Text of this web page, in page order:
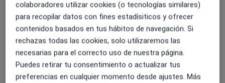
Principales enfermedades tratadas
Puntos gatillo
Esguinces
Condromalacia rotuliana
Fibromialgia
Capsulitis adhesiva
+25a11y_sr_more_diseases
Pacientes que atiendo
colaboradores utilizar cookies (o tecnologías similares)
para recopilar datos con fines estadísiticos y ofrecer
contenidos basados en tus hábitos de navegación. Si
rechazas todas las cookies, solo utilizaremos las
necesarias para el correcto uso de nuestra página.
Puedes retirar tu consentimiento o actualizar tus
preferencias en cualquier momento desde ajustes. Más